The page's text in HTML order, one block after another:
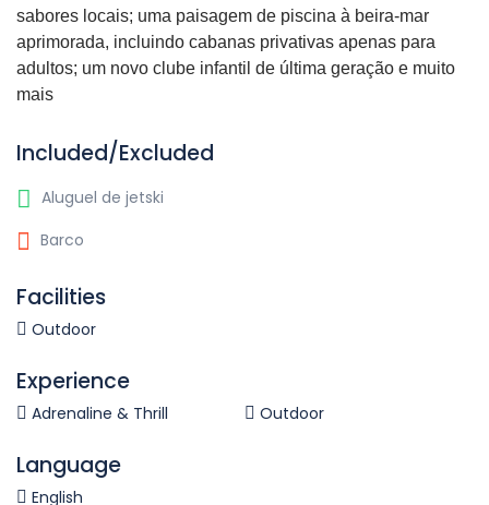
sabores locais; uma paisagem de piscina à beira-mar
aprimorada, incluindo cabanas privativas apenas para
adultos; um novo clube infantil de última geração e muito
mais
Included/Excluded
Aluguel de jetski
Barco
Facilities
Outdoor
Experience
Adrenaline & Thrill Outdoor
Language
English